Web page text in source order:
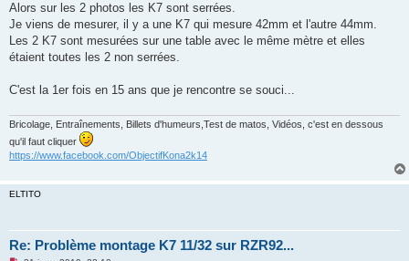
l
u
Alors sur les 2 photos les K7 sont serrées.
Je viens de mesurer, il y a une K7 qui mesure 42mm et l'autre 44mm.
Les 2 K7 sont mesurées sur une table avec le même mètre et elles
étaient toutes les 2 non serrées.
C'est la 1er fois en 15 ans que je rencontre se souci...
Bricolage, Entraînements, Billets d'humeurs,Test de matos, Vidéos, c'est en dessous
qu'il faut cliquer
https://www.facebook.com/ObjectifKona2k14
ELTITO
Re: Problème montage K7 11/32 sur RZR92...